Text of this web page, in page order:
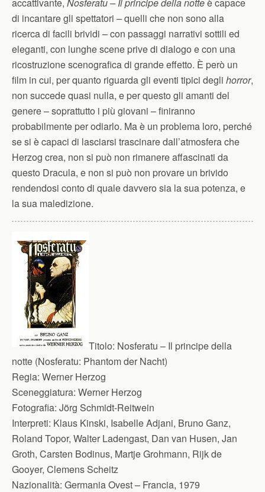
di incantare gli spettatori – quelli che non sono alla
ricerca di facili brividi – con passaggi narrativi sottili ed
eleganti, con lunghe scene prive di dialogo e con una
ricostruzione scenografica di grande effetto. È però un
film in cui, per quanto riguarda gli eventi tipici degli horror,
non succede quasi nulla, e per questo gli amanti del
genere – soprattutto i più giovani – finiranno
probabilmente per odiarlo. Ma è un problema loro, perché
se si è capaci di lasciarsi trascinare dall’atmosfera che
Herzog crea, non si può non rimanere affascinati da
questo Dracula, e non si può non provare un brivido
rendendosi conto di quale davvero sia la sua potenza, e
la sua maledizione.
Titolo: Nosferatu – Il principe della
notte (Nosferatu: Phantom der Nacht)
Regia: Werner Herzog
Sceneggiatura: Werner Herzog
Fotografia: Jörg Schmidt-Reitwein
Interpreti: Klaus Kinski, Isabelle Adjani, Bruno Ganz,
Roland Topor, Walter Ladengast, Dan van Husen, Jan
Groth, Carsten Bodinus, Martje Grohmann, Rijk de
Gooyer, Clemens Scheitz
Nazionalità: Germania Ovest – Francia, 1979